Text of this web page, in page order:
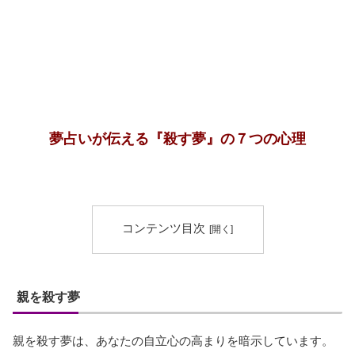
夢占いが伝える『殺す夢』の７つの心理
コンテンツ目次
親を殺す夢
親を殺す夢は、あなたの自立心の高まりを暗示しています。